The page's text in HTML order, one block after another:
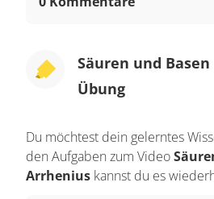
und "Zitronensäure" in
Textilverarbeitung eingesetzt
anderen Seite BASEN,
zur Herstellung von Gebäck
Laugenstangen. Wichtige
Säuren und
Übung
Du möchtest dein gelerntes
den Aufgaben zum Video
Arrhenius kannst du es